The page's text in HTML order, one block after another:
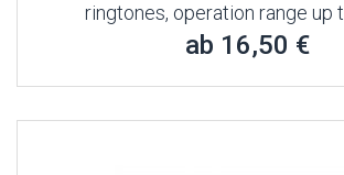
ringtones, operation range up
ab 16,50 €